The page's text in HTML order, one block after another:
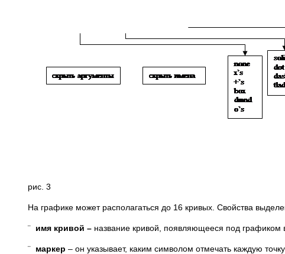
рис. 3
На графике может располагаться до 16 кривых. Свойства
¨ имя кривой – название кривой, появляющееся под
¨ маркер – он указывает, каким символом отмечать каждую